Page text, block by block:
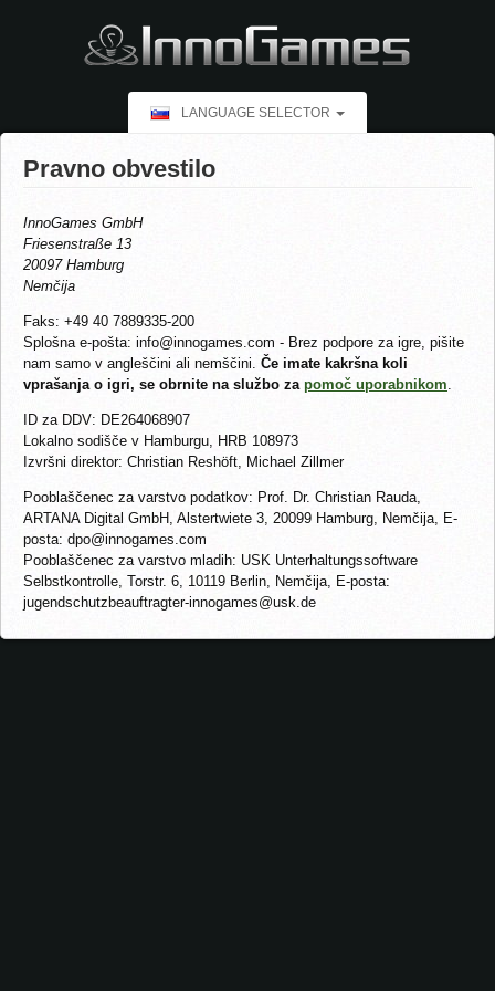
LANGUAGE SELECTOR
Pravno obvestilo
InnoGames GmbH
Friesenstraße 13
20097 Hamburg
Nemčija
Faks: +49 40 7889335-200
Splošna e-pošta: info@innogames.com - Brez podpore za igre, pišite
nam samo v angleščini ali nemščini. Če imate kakršna koli
vprašanja o igri, se obrnite na službo za pomoč uporabnikom
ID za DDV: DE264068907
Lokalno sodišče v Hamburgu, HRB 108973
Izvršni direktor: Christian Reshöft, Michael Zillmer
Pooblaščenec za varstvo podatkov: Prof. Dr. Christian Rauda,
ARTANA Digital GmbH, Alstertwiete 3, 20099 Hamburg, Nemčija, E-
posta: dpo@innogames.com
Pooblaščenec za varstvo mladih: USK Unterhaltungssoftware
Selbstkontrolle, Torstr. 6, 10119 Berlin, Nemčija, E-posta:
jugendschutzbeauftragter-innogames@usk.de